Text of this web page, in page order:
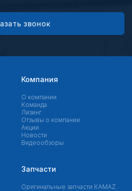
звонок
Компания
О компании
Команда
Лизинг
Отзывы о компании
Акции
Новости
Видеообзоры
Запчасти
Оригинальные запчасти КAMAZ